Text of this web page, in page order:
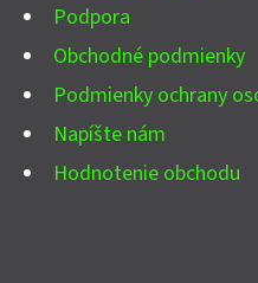
Podpora
Obchodné podmienky
Podmienky ochrany
Napíšte nám
Hodnotenie obchodu